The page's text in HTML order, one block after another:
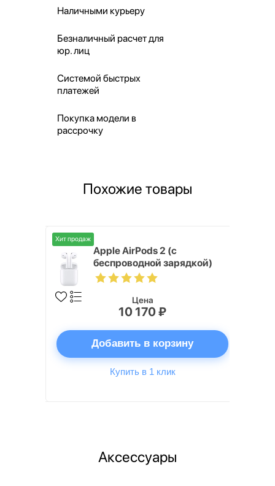
Наличными курьеру
Безналичный расчет для
юр. лиц
Системой быстрых
платежей
Покупка модели в
рассрочку
Похожие товары
Хит продаж
Apple AirPods 2 (с
беспроводной зарядкой)
Цена
10 170 ₽
Добавить в корзину
Купить в 1 клик
Аксессуары